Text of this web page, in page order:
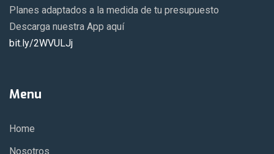
Planes adaptados a la medida de tu presupuesto
Descarga nuestra App aquí
bit.ly/2WVULJj
Menu
Home
Nosotros